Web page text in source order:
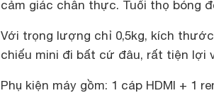
cảm giác chân thực. Tuổi thọ bóng
Với trọng lượng chỉ 0,5kg, kích thước
chiếu mini đi bất cứ đâu, rất tiện lợi
Phụ kiện máy gồm: 1 cáp HDMI + 1